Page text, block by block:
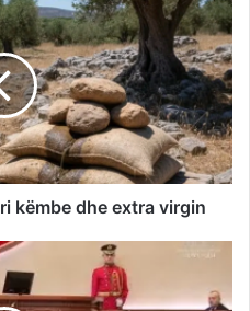
këmbe dhe extra virgin